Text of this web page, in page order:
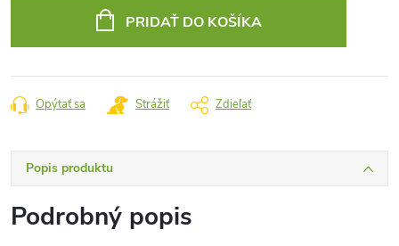
PRIDAŤ DO KOŠÍKA
Opýtať sa Strážiť Zdieľať
Popis produktu
Podrobný popis